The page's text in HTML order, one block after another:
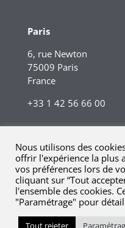
Paris
6, rue Newton
75009 Paris
France
+33 1 42 56 66 00
© 2023 Kreaxi. Tous
Nous utilisons des
offrir l'expérience la plus
vos préférences lors de
cliquant sur “Tout
l'ensemble des cookies.
"Paramétrage" pour
Tout rejeter